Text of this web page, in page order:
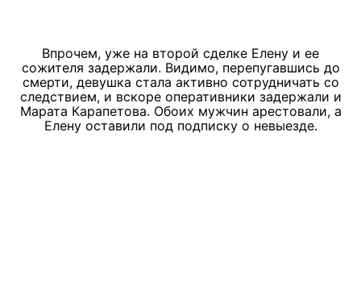
Впрочем, уже на второй сделке Елену и ее
сожителя задержали. Видимо, перепугавшись до
смерти, девушка стала активно сотрудничать со
следствием, и вскоре оперативники задержали и
Марата Карапетова. Обоих мужчин арестовали, а
Елену оставили под подписку о невыезде.